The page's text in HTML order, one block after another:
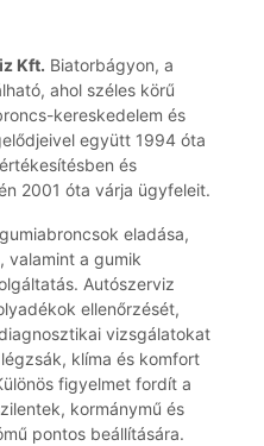
Kft. Biatorbágyon, a
ahol széles körű
kereskedelem és
együtt 1994 óta
és
2001 óta várja ügyfeleit.
eladása,
valamint a gumik
Autószerviz
ellenőrzését,
vizsgálatokat
klíma és komfort
figyelmet fordít a
kormánymű és
pontos beállítására.